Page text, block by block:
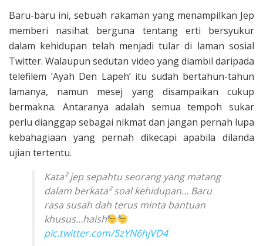
Baru-baru ini, sebuah rakaman yang menampilkan Jep
memberi nasihat berguna tentang erti bersyukur
dalam kehidupan telah menjadi tular di laman sosial
Twitter. Walaupun sedutan video yang diambil daripada
telefilem ‘Ayah Den Lapeh’ itu sudah bertahun-tahun
lamanya, namun mesej yang disampaikan cukup
bermakna. Antaranya adalah semua tempoh sukar
perlu dianggap sebagai nikmat dan jangan pernah lupa
kebahagiaan yang pernah dikecapi apabila dilanda
ujian tertentu.
Kata² jep sepahtu seorang yang matang
dalam berkata² soal kehidupan… Baru
rasa susah dah terus minta bantuan
khusus…haish
pic.twitter.com/5zYN6hjVD4